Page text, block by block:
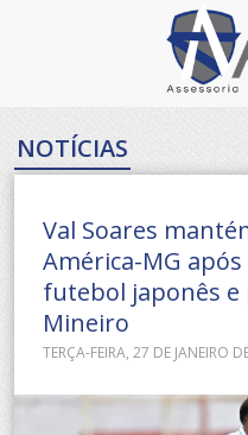
NOTÍCIAS
Val Soares
América-MG
futebol japonês e
Mineiro
TERÇA-FEIRA, 27 DE JANEIRO